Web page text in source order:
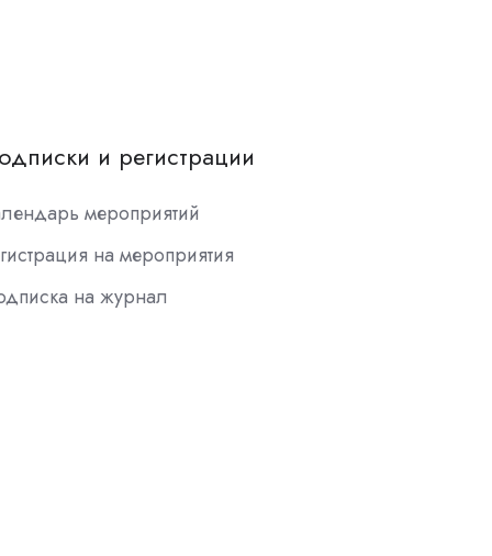
и регистрации
мероприятий
на мероприятия
на журнал